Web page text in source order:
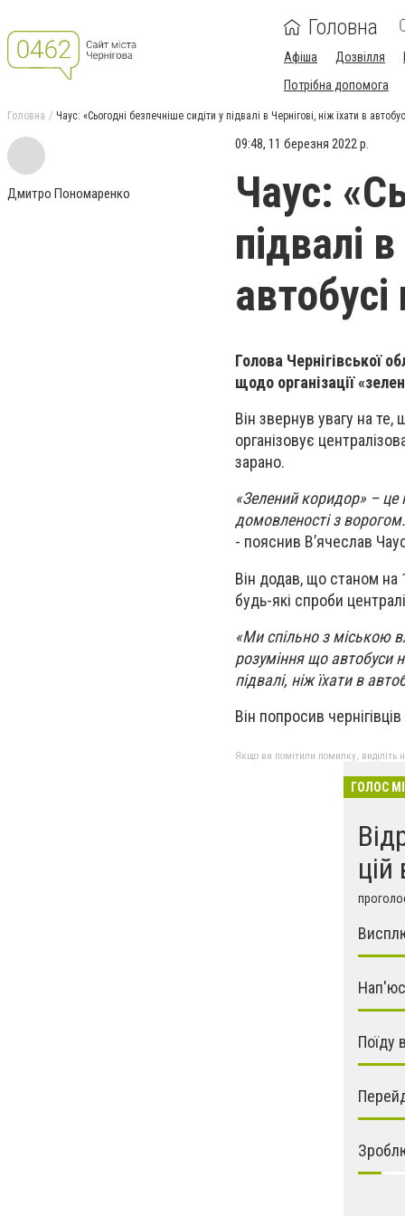
Головна
Афіша Дозвілля
Потрібна допомога
Головна Чаус: «Сьогодні безпечніше сидіти у підвалі в Чернігові, ніж їхати в
Дмитро Пономаренко
09:48, 11 березня 2022 р.
Чаус:
підвалі
автобусі
Голова Чернігівської
щодо організації
Він звернув увагу на
організовує
зарано.
«Зелений коридор» – це
домовленості з
- пояснив В’ячеслав
Він додав, що станом на
будь-які спроби
«Ми спільно з міською
розуміння що автобуси
підвалі, ніж їхати в
Він попросив
Якщо ви помітили помилку, виділіть
ГОЛОС
цій
Поїду